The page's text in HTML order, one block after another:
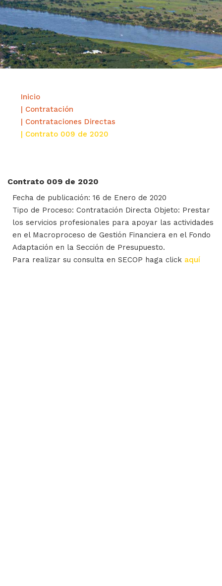
Inicio
| Contratación
| Contrataciones Directas
| Contrato 009 de 2020
Contrato 009 de 2020
Fecha de publicación: 16 de Enero de 2020
Tipo de Proceso: Contratación Directa Objeto: Prestar
los servicios profesionales para apoyar las actividades
en el Macroproceso de Gestión Financiera en el Fondo
Adaptación en la Sección de Presupuesto.
Para realizar su consulta en SECOP haga click aquí